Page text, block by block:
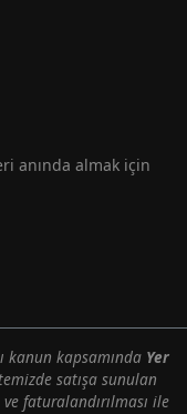
anında almak için
kanun kapsamında Yer
satışa sunulan
faturalandırılması ile